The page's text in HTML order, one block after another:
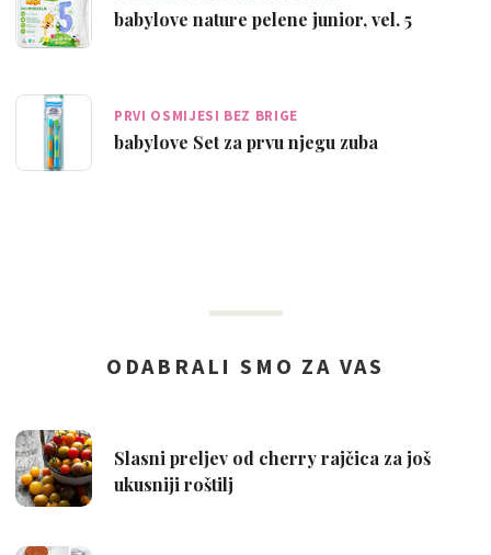
babylove nature pelene junior, vel. 5
PRVI OSMIJESI BEZ BRIGE
babylove Set za prvu njegu zuba